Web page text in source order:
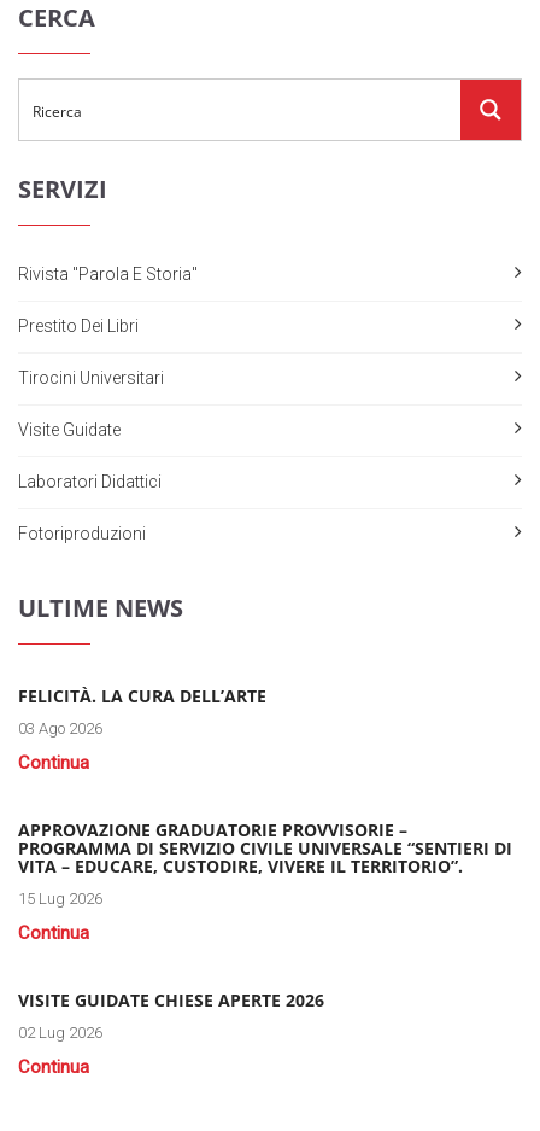
CERCA
SERVIZI
Rivista "Parola E Storia"
Prestito Dei Libri
Tirocini Universitari
Visite Guidate
Laboratori Didattici
Fotoriproduzioni
ULTIME NEWS
FELICITÀ. LA CURA DELL’ARTE
03 Ago 2026
Continua
APPROVAZIONE GRADUATORIE PROVVISORIE –
PROGRAMMA DI SERVIZIO CIVILE UNIVERSALE “SENTIERI DI
VITA – EDUCARE, CUSTODIRE, VIVERE IL TERRITORIO”.
15 Lug 2026
Continua
VISITE GUIDATE CHIESE APERTE 2026
02 Lug 2026
Continua